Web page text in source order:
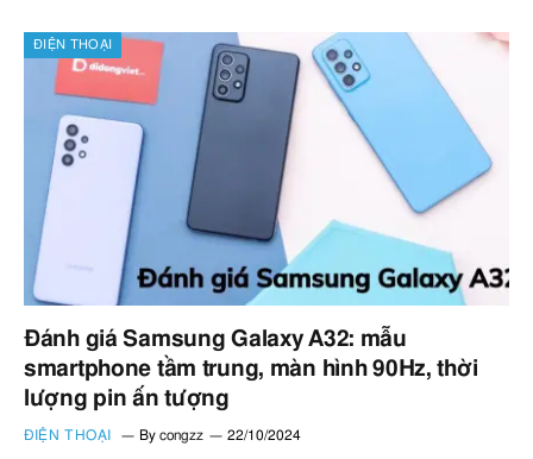
ĐIỆN THOẠI
Đánh giá Samsung Galaxy A32: mẫu
smartphone tầm trung, màn hình 90Hz, thời
lượng pin ấn tượng
ĐIỆN THOẠI By congzz 22/10/2024